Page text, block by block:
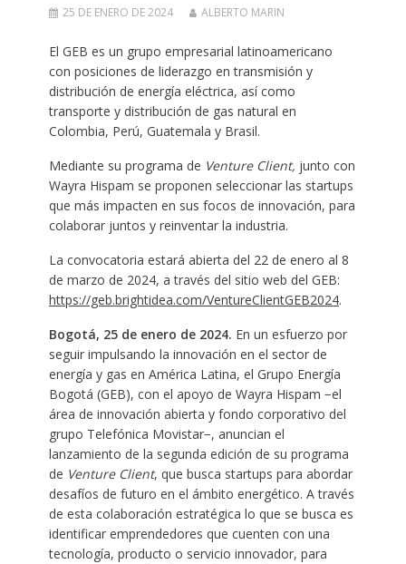
25 DE ENERO DE 2024 ALBERTO MARIN
El GEB es un grupo empresarial latinoamericano
con posiciones de liderazgo en transmisión y
distribución de energía eléctrica, así como
transporte y distribución de gas natural en
Colombia, Perú, Guatemala y Brasil.
Mediante su programa de Venture Client, junto con
Wayra Hispam se proponen seleccionar las startups
que más impacten en sus focos de innovación, para
colaborar juntos y reinventar la industria.
La convocatoria estará abierta del 22 de enero al 8
de marzo de 2024, a través del sitio web del GEB:
https://geb.brightidea.com/VentureClientGEB2024.
Bogotá, 25 de enero de 2024. En un esfuerzo por
seguir impulsando la innovación en el sector de
energía y gas en América Latina, el Grupo Energía
Bogotá (GEB), con el apoyo de Wayra Hispam −el
área de innovación abierta y fondo corporativo del
grupo Telefónica Movistar−, anuncian el
lanzamiento de la segunda edición de su programa
de Venture Client, que busca startups para abordar
desafíos de futuro en el ámbito energético. A través
de esta colaboración estratégica lo que se busca es
identificar emprendedores que cuenten con una
tecnología, producto o servicio innovador, para